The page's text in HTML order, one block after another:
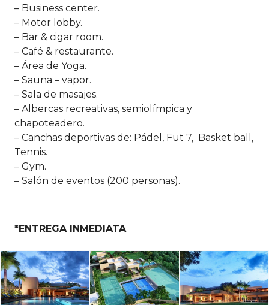
– Business center.
– Motor lobby.
– Bar & cigar room.
– Café & restaurante.
– Área de Yoga.
– Sauna – vapor.
– Sala de masajes.
– Albercas recreativas, semiolímpica y
chapoteadero.
– Canchas deportivas de: Pádel, Fut 7, Basket ball,
Tennis.
– Gym.
– Salón de eventos (200 personas).
*ENTREGA INMEDIATA